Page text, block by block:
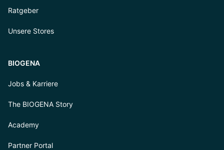
Ratgeber
Unsere Stores
BIOGENA
Jobs & Karriere
The BIOGENA Story
Academy
Partner Portal